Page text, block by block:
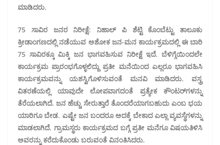
ಮಾಡಿದರು.
75 ಸಾವಿರ ಜನರ ನಿರೀಕ್ಷೆ: ನಿಹಾಲ್ ಪಿ ಶೆಟ್ಟಿಕೊಂಬೆಟ್ಟು ತಾಲೂಕು
ಕ್ರೀಡಾಂಗಣದಲ್ಲಿ ನಡೆಯುವ ಅಶೋಕ ಜನ-ಮನ ಕಾರ್ಯಕ್ರಮದಲ್ಲಿ ಈ ಬಾರಿ
75 ಸಾವಿರಕ್ಕೂ ಮಿಕ್ಕಿ ಜನ ಭಾಗವಹಿಸುವ ನಿರೀಕ್ಷೆ ಇದೆ. ಬೆಳಿಗ್ಗೆಯಿಂದಲೇ
ಕಾರ್ಯಕ್ರಮ ಪ್ರಾರಂಭಗೊಳ್ಳಲಿದ್ದು ಪ್ರತೀ ಮನೆಯಿಂದ ಎಲ್ಲರೂ ಭಾಗವಹಿಸಿ
ಕಾರ್ಯಕ್ರಮವನ್ನು ಯಶಸ್ವಿಗೊಳಿಸುವಂತೆ ಮನವಿ ಮಾಡಿದರು. ವಸ್ತ್ರ
ವಿತರಣೆಯಲ್ಲಿ ಯಾವುದೇ ಲೋಪವಾಗದಂತೆ ಪ್ರತ್ಯೇಕ ಕೌಂಟರ್‌ಗಳನ್ನು
ತೆರೆಯಲಾಗಿದೆ. ಜನ ಹೆಚ್ಚು ಸೇರುತ್ತಾರೆ ತೊಂದರೆಯಾಗಬಹುದು ಎಂಬ ಭಯ
ಯಾರಿಗೂ ಬೇಡ. ಎಷ್ಟೇ ಜನ ಬಂದರೂ ಅದಕ್ಕೆ ಬೇಕಾದ ಎಲ್ಲಾ ವ್ಯವಸ್ಥೆಗಳನ್ನು
ಮಾಡಲಾಗಿದೆ. ಗ್ರಾಮಸ್ಥರು ಕಾರ್ಯಕ್ರಮದ ಬಗ್ಗೆ ಪ್ರತೀ ಮನೆಗೂ ವಿಷಯತಿಳಿಸಿ
ಅವರನ್ನು ಕರೆದುಕೊಂಡು ಬರುವಂತೆ ವಿನಂತಿಸಿದರು.